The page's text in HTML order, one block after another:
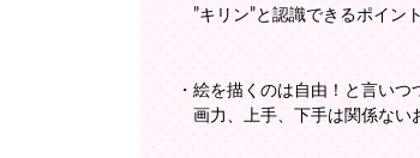
”キリン”と認識できるポイン
・絵を描くのは自由！と言い
画力、上手、下手は関係ない